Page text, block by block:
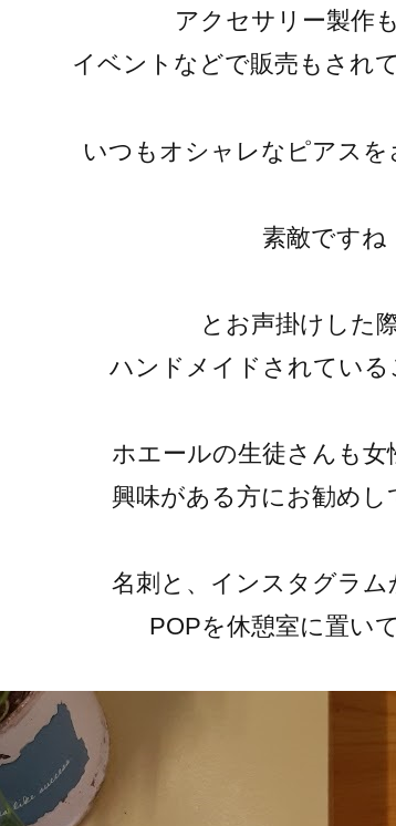
アクセサリー製作
イベントなどで販売もされ
いつもオシャレなピアス
素敵ですね
とお声掛けした際
ハンドメイドされている
ホエールの生徒さんも女
興味がある方にお勧めし
名刺と、インスタグラム
POPを休憩室に置い